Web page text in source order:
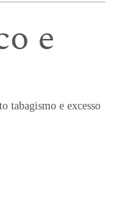
e
tabagismo e excesso